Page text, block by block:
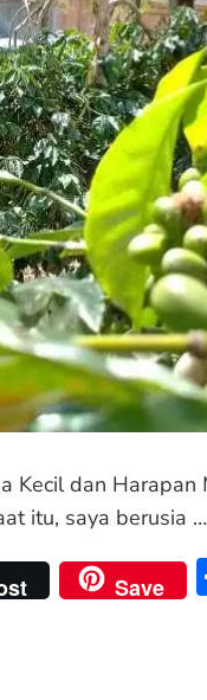
Kecil dan
itu, saya berusia …
Save